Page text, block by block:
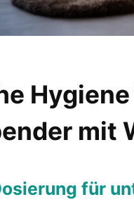
mit
für